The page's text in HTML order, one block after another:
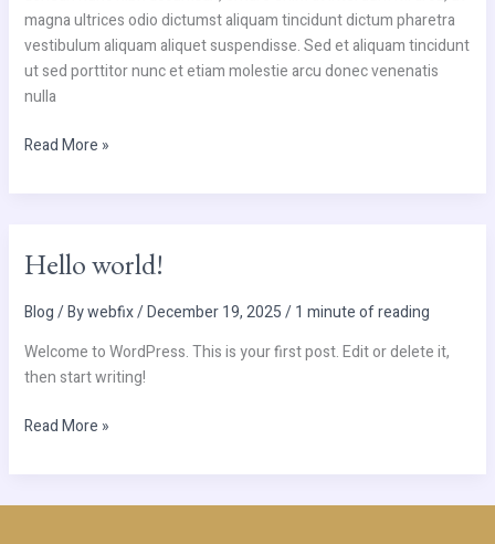
magna ultrices odio dictumst aliquam tincidunt dictum pharetra
vestibulum aliquam aliquet suspendisse. Sed et aliquam tincidunt
ut sed porttitor nunc et etiam molestie arcu donec venenatis
nulla
Read More »
Hello world!
Blog/ Bywebfix/December 19, 2025/1 minute of reading
Welcome to WordPress. This is your first post. Edit or delete it,
then start writing!
world!
Read More »